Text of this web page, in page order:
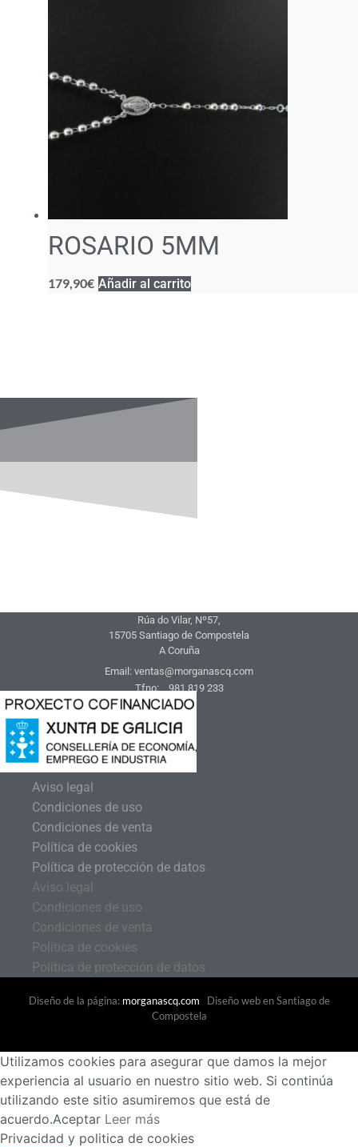
ROSARIO 5MM
179,90€ Añadir al carrito
Rúa do Vilar, Nº57,
15705 Santiago de Compostela
A Coruña
Email: ventas@morganascq.com
Tfno: 981 819 233
Aviso legal
Condiciones de uso
Condiciones de venta
Política de cookies
Política de protección de datos
Aviso legal
Condiciones de uso
Condiciones de venta
Política de cookies
Política de protección de datos
Diseño de la página: morganascq.com
Diseño web en Santiago de
Compostela
Utilizamos cookies para asegurar que damos la mejor
experiencia al usuario en nuestro sitio web. Si continúa
utilizando este sitio asumiremos que está de
acuerdo.Aceptar Leer más
Privacidad y politica de cookies